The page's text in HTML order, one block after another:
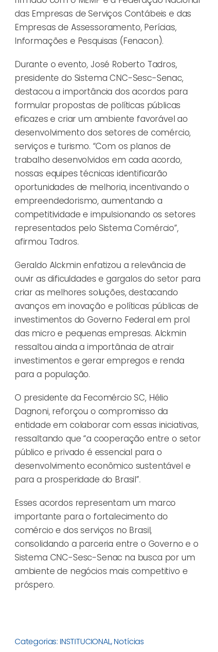
das Empresas de Serviços Contábeis e das
Empresas de Assessoramento, Perícias,
Informações e Pesquisas (Fenacon).
Durante o evento, José Roberto Tadros,
presidente do Sistema CNC-Sesc-Senac,
destacou a importância dos acordos para
formular propostas de políticas públicas
eficazes e criar um ambiente favorável ao
desenvolvimento dos setores de comércio,
serviços e turismo. “Com os planos de
trabalho desenvolvidos em cada acordo,
nossas equipes técnicas identificarão
oportunidades de melhoria, incentivando o
empreendedorismo, aumentando a
competitividade e impulsionando os setores
representados pelo Sistema Comércio”,
afirmou Tadros.
Geraldo Alckmin enfatizou a relevância de
ouvir as dificuldades e gargalos do setor para
criar as melhores soluções, destacando
avanços em inovação e políticas públicas de
investimentos do Governo Federal em prol
das micro e pequenas empresas. Alckmin
ressaltou ainda a importância de atrair
investimentos e gerar empregos e renda
para a população.
O presidente da Fecomércio SC, Hélio
Dagnoni, reforçou o compromisso da
entidade em colaborar com essas iniciativas,
ressaltando que “a cooperação entre o setor
público e privado é essencial para o
desenvolvimento econômico sustentável e
para a prosperidade do Brasil”.
Esses acordos representam um marco
importante para o fortalecimento do
comércio e dos serviços no Brasil,
consolidando a parceria entre o Governo e o
Sistema CNC-Sesc-Senac na busca por um
ambiente de negócios mais competitivo e
próspero.
Categorias: INSTITUCIONAL,Notícias